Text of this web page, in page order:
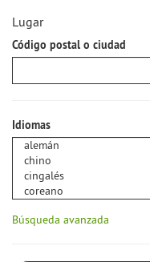
Lugar
Código postal o ciudad
Idiomas
Búsqueda avanzada